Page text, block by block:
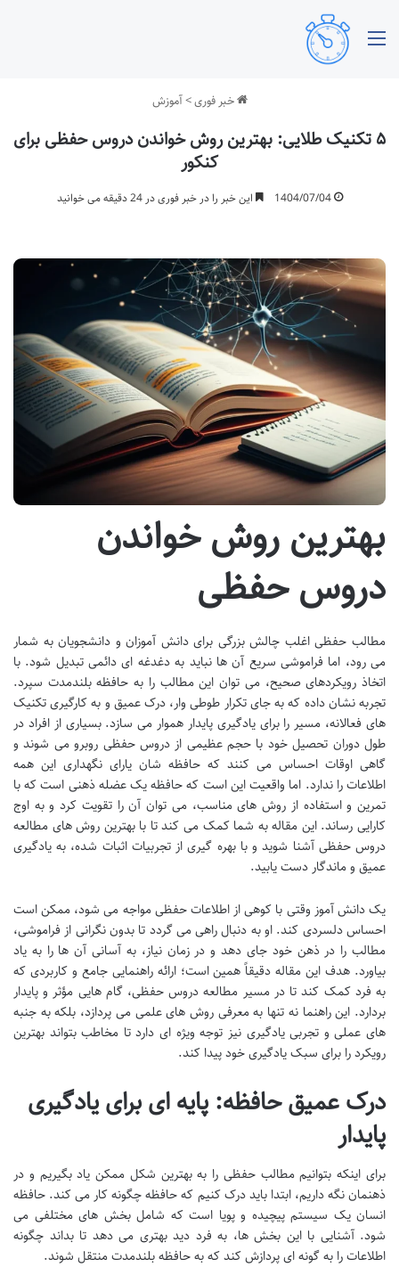
خبر فوری>آموزش
۵ تکنیک طلایی: بهترین روش خواندن دروس حفظی برای
کنکور
1404/07/04 این خبر را در خبر فوری در 24 دقیقه می خوانید
بهترین روش خواندن
دروس حفظی
مطالب حفظی اغلب چالش بزرگی برای دانش آموزان و دانشجویان به شمار
می رود، اما فراموشی سریع آن ها نباید به دغدغه ای دائمی تبدیل شود. با
اتخاذ رویکردهای صحیح، می توان این مطالب را به حافظه بلندمدت سپرد.
تجربه نشان داده که به جای تکرار طوطی وار، درک عمیق و به کارگیری تکنیک
های فعالانه، مسیر را برای یادگیری پایدار هموار می سازد. بسیاری از افراد در
طول دوران تحصیل خود با حجم عظیمی از دروس حفظی روبرو می شوند و
گاهی اوقات احساس می کنند که حافظه شان یارای نگهداری این همه
اطلاعات را ندارد. اما واقعیت این است که حافظه یک عضله ذهنی است که با
تمرین و استفاده از روش های مناسب، می توان آن را تقویت کرد و به اوج
کارایی رساند. این مقاله به شما کمک می کند تا با بهترین روش های مطالعه
دروس حفظی آشنا شوید و با بهره گیری از تجربیات اثبات شده، به یادگیری
عمیق و ماندگار دست یابید.
یک دانش آموز وقتی با کوهی از اطلاعات حفظی مواجه می شود، ممکن است
احساس دلسردی کند. او به دنبال راهی می گردد تا بدون نگرانی از فراموشی،
مطالب را در ذهن خود جای دهد و در زمان نیاز، به آسانی آن ها را به یاد
بیاورد. هدف این مقاله دقیقاً همین است؛ ارائه راهنمایی جامع و کاربردی که
به فرد کمک کند تا در مسیر مطالعه دروس حفظی، گام هایی مؤثر و پایدار
بردارد. این راهنما نه تنها به معرفی روش های علمی می پردازد، بلکه به جنبه
های عملی و تجربی یادگیری نیز توجه ویژه ای دارد تا مخاطب بتواند بهترین
رویکرد را برای سبک یادگیری خود پیدا کند.
درک عمیق حافظه: پایه ای برای یادگیری
پایدار
برای اینکه بتوانیم مطالب حفظی را به بهترین شکل ممکن یاد بگیریم و در
ذهنمان نگه داریم، ابتدا باید درک کنیم که حافظه چگونه کار می کند. حافظه
انسان یک سیستم پیچیده و پویا است که شامل بخش های مختلفی می
شود. آشنایی با این بخش ها، به فرد دید بهتری می دهد تا بداند چگونه
اطلاعات را به گونه ای پردازش کند که به حافظه بلندمدت منتقل شوند.